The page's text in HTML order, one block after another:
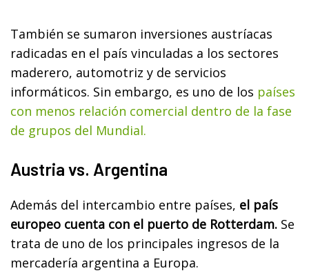
También se sumaron inversiones austríacas
radicadas en el país vinculadas a los sectores
maderero, automotriz y de servicios
informáticos. Sin embargo, es uno de los países
con menos relación comercial dentro de la fase
de grupos del Mundial.
Austria vs. Argentina
Además del intercambio entre países, el país
europeo cuenta con el puerto de Rotterdam. Se
trata de uno de los principales ingresos de la
mercadería argentina a Europa.